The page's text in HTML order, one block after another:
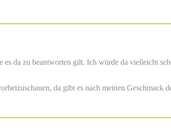
da zu beantworten gilt. Ich würde da vielleicht
da gibt es nach meinen Geschmack